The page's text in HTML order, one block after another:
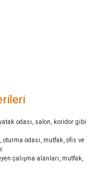
odası, salon, koridor gibi
oturma odası, mutfak, ofis ve
çalışma alanları, mutfak,